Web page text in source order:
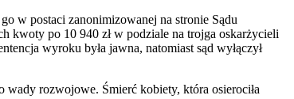
w postaci zanonimizowanej na stronie Sądu
kwoty po 10 940 zł w podziale na trojga oskarżycieli
wyroku była jawna, natomiast sąd wyłączył
wady rozwojowe. Śmierć kobiety, która osierociła